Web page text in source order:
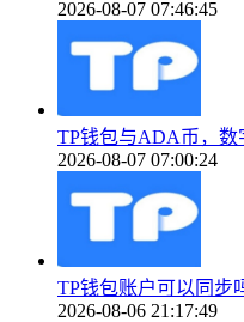
2026-08-07 07:46:45
TP钱包与ADA币，数
2026-08-07 07:00:24
TP钱包账户可以同步
2026-08-06 21:17:49